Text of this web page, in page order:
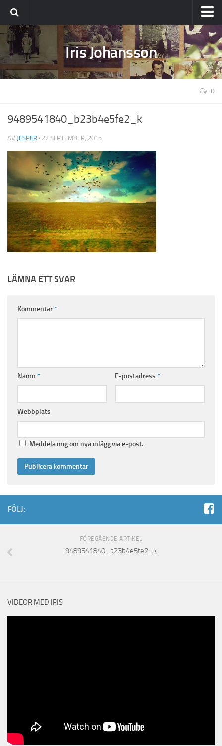
Ställ din fråga
Om Iris Iris Johansson
0
9489541840_b23b4e5fe2_k
AV JESPER · 22 SEPTEMBER, 2015
LÄMNA ETT SVAR
Kommentar*
Namn * E-postadress *
Webbplats
Meddela mig om nya inlägg via e-post.
FÖLJ:
FÖREGÅENDE ARTIKEL
9489541840_b23b4e5fe2_k
VIDEOR MED IRIS